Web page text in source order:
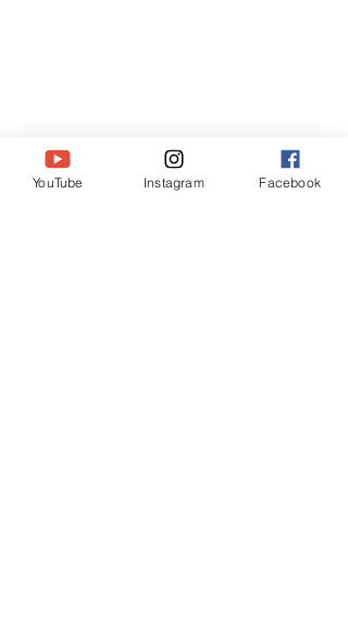
YouTube Instagram Facebook